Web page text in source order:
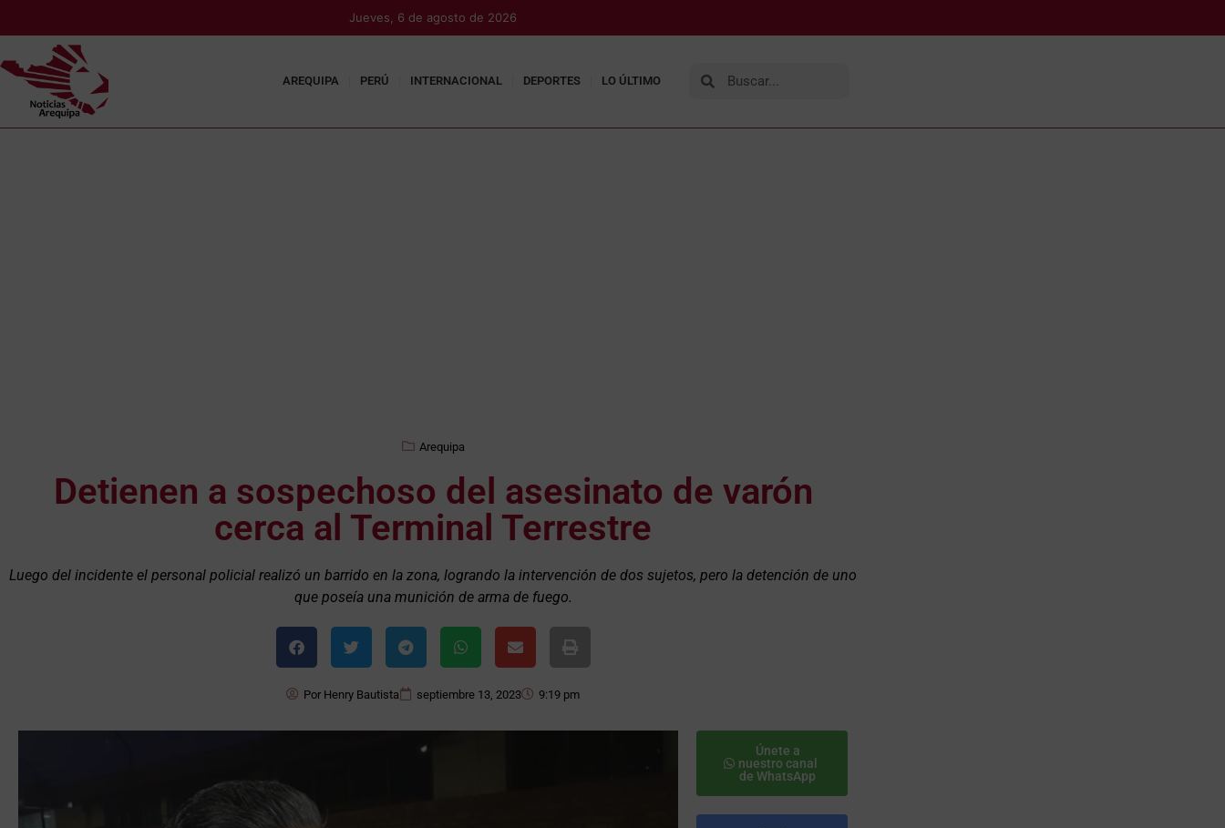
Jueves, 6 de agosto de 2026
AREQUIPA PERÚ INTERNACIONAL DEPORTES LO ÚLTIMO
Arequipa
Detienen a sospechoso del asesinato de varón
cerca al Terminal Terrestre
Luego del incidente el personal policial realizó un barrido en la zona, logrando la intervención de dos sujetos, pero la detención de uno
que poseía una munición de arma de fuego.
Por Henry Bautista septiembre 13, 2023 9:19 pm
Únete a
nuestro canal
de WhatsApp